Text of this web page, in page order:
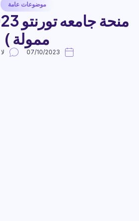
موضوعات عامة
ممولة )
07/10/2023 لا